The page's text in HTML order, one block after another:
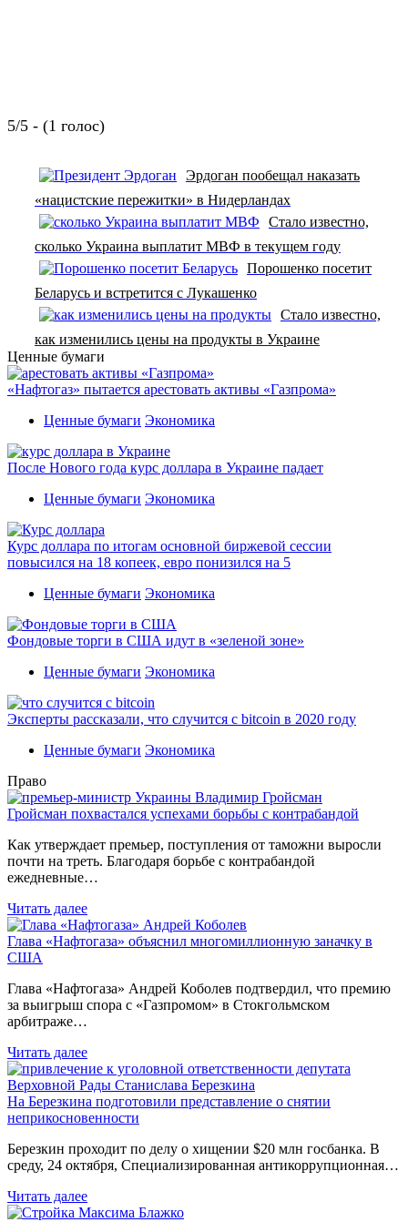
5/5 - (1 голос)
Эрдоган пообещал наказать
«нацистские пережитки» в Нидерландах
Стало известно,
сколько Украина выплатит МВФ в текущем году
Порошенко посетит
Беларусь и встретится с Лукашенко
Стало известно,
как изменились цены на продукты в Украине
Ценные бумаги
«Нафтогаз» пытается арестовать активы «Газпрома»
Ценные бумаги Экономика
После Нового года курс доллара в Украине падает
Ценные бумаги Экономика
Курс доллара по итогам основной биржевой сессии
повысился на 18 копеек, евро понизился на 5
Ценные бумаги Экономика
Фондовые торги в США идут в «зеленой зоне»
Ценные бумаги Экономика
Эксперты рассказали, что случится с bitcoin в 2020 году
Ценные бумаги Экономика
Право
Гройсман похвастался успехами борьбы с контрабандой
Как утверждает премьер, поступления от таможни выросли
почти на треть. Благодаря борьбе с контрабандой
ежедневные…
Читать далее
Глава «Нафтогаза» объяснил многомиллионную заначку в
США
Глава «Нафтогаза» Андрей Коболев подтвердил, что премию
за выигрыш спора с «Газпромом» в Стокгольмском
арбитраже…
Читать далее
На Березкина подготовили представление о снятии
неприкосновенности
Березкин проходит по делу о хищении $20 млн госбанка. В
среду, 24 октября, Специализированная антикоррупционная…
Читать далее